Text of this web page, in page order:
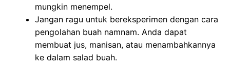
mungkin menempel.
Jangan ragu untuk bereksperimen dengan cara
pengolahan buah namnam. Anda dapat
membuat jus, manisan, atau menambahkannya
ke dalam salad buah.